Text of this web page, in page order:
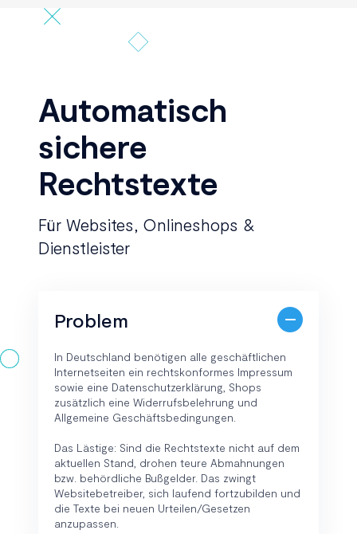
Automatisch
sichere
Rechtstexte
Für Websites, Onlineshops &
Dienstleister
Problem
In Deutschland benötigen alle geschäftlichen
Internetseiten ein rechtskonformes Impressum
sowie eine Datenschutzerklärung, Shops
zusätzlich eine Widerrufsbelehrung und
Allgemeine Geschäftsbedingungen.
Das Lästige: Sind die Rechtstexte nicht auf dem
aktuellen Stand, drohen teure Abmahnungen
bzw. behördliche Bußgelder. Das zwingt
Websitebetreiber, sich laufend fortzubilden und
die Texte bei neuen Urteilen/Gesetzen
anzupassen.